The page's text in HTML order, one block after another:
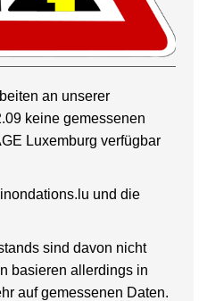
an unserer
keine gemessenen
Luxemburg verfügbar
und die
sind davon nicht
basieren allerdings in
auf gemessenen Daten.